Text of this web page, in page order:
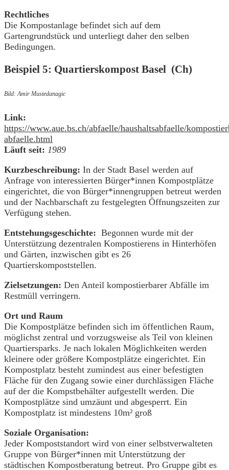
Rechtliches
Die Kompostanlage befindet sich auf dem
Gartengrundstück und unterliegt daher den selben
Bedingungen.
Beispiel 5: Quartierskompost Basel (Ch)
Bild: Amir Mustedanagic
Link:
https://www.aue.bs.ch/abfaelle/haushaltsabfaelle/
abfaelle.html
Läuft seit: 1989
Kurzbeschreibung: In der Stadt Basel werden auf
Anfrage von interessierten Bürger*innen Kompostplätze
eingerichtet, die von Bürger*innengruppen betreut werden
und der Nachbarschaft zu festgelegten Öffnungszeiten zur
Verfügung stehen.
Entstehungsgeschichte: Begonnen wurde mit der
Unterstützung dezentralen Kompostierens in Hinterhöfen
und Gärten, inzwischen gibt es 26
Quartierskompoststellen.
Zielsetzungen: Den Anteil kompostierbarer Abfälle im
Restmüll verringern.
Ort und Raum
Die Kompostplätze befinden sich im öffentlichen Raum,
möglichst zentral und vorzugsweise als Teil von kleinen
Quartiersparks. Je nach lokalen Möglichkeiten werden
kleinere oder größere Kompostplätze eingerichtet. Ein
Kompostplatz besteht zumindest aus einer befestigten
Fläche für den Zugang sowie einer durchlässigen Fläche
auf der die Kompstbehälter aufgestellt werden. Die
Kompostplätze sind umzäunt und abgesperrt. Ein
Kompostplatz ist mindestens 10m² groß
Soziale Organisation:
Jeder Kompoststandort wird von einer selbstverwalteten
Gruppe von Bürger*innen mit Unterstützung der
städtischen Kompostberatung betreut. Pro Gruppe gibt es